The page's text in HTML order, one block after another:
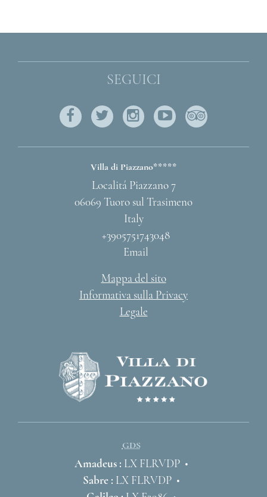
INDIRIZZOVilla di Piazzano*****
Localitá Piazzano 7
06069 Tuoro sul Trasimeno
Italy
+3905751743048
Email
Mappa del sito
Informativa sulla Privacy
Legale
SEGUICI
Facebook
TwitterInstagram
Youtube
GDS
Amadeus : LX FLRVDP
Sabre : LX FLRVDP